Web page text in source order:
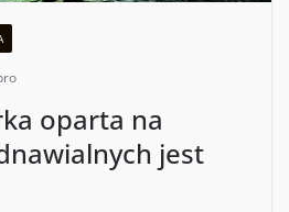
oparta na
jest